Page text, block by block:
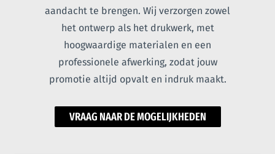
aandacht te brengen. Wij verzorgen zowel
het ontwerp als het drukwerk, met
hoogwaardige materialen en een
professionele afwerking, zodat jouw
promotie altijd opvalt en indruk maakt.
VRAAG NAAR DE MOGELIJKHEDEN